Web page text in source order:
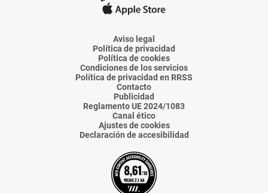
Voz
Almería
Voz
Almería
Voz
Almería
Voz
Almería
Voz
Aviso legal
Política de privacidad
Política de cookies
Condiciones de los servicios
Política de privacidad en RRSS
Contacto
Publicidad
Reglamento UE 2024/1083
Canal ético
Ajustes de cookies
Declaración de accesibilidad